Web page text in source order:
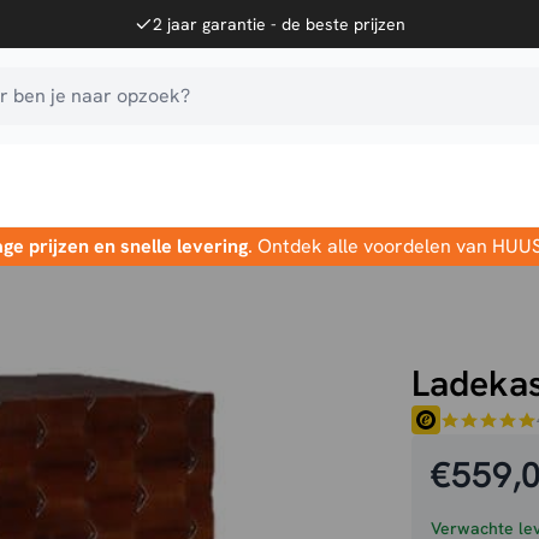
2 jaar garantie - de beste prijzen
ben je naar opzoek?
prijzen en snelle levering. Ontdek alle voordelen van
€
Verwachte